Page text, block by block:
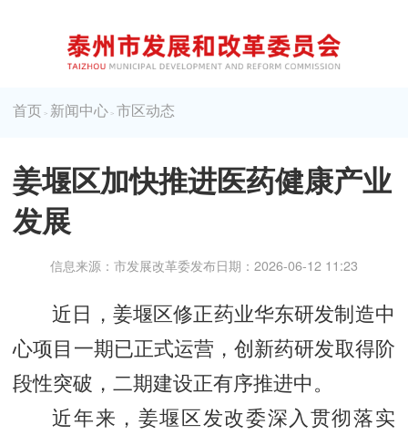
首页 > 新闻中心 > 市区动态
姜堰区加快推进医药健康产业
发展
信息来源：市发展改革委发布日期：2026-06-12 11:23
近日，姜堰区修正药业华东研发制造中
心项目一期已正式运营，创新药研发取得阶
段性突破，二期建设正有序推进中。
近年来，姜堰区发改委深入贯彻落实